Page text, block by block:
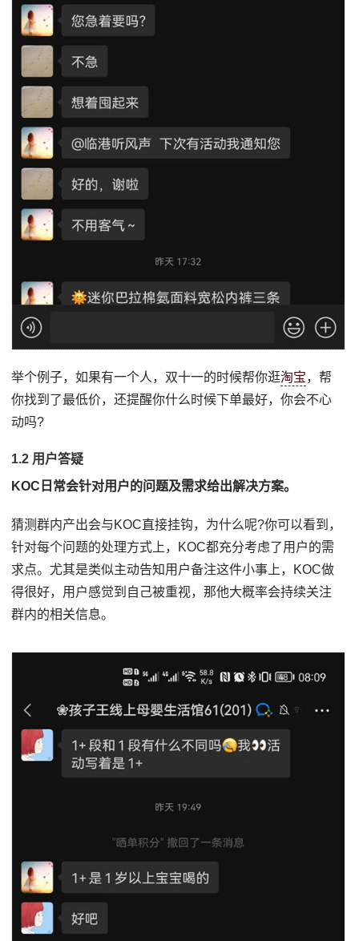
举个例子，如果有一个人，双十一的时候帮你逛淘宝，帮
你找到了最低价，还提醒你什么时候下单最好，你会不心
动吗?
1.2 用户答疑
KOC日常会针对用户的问题及需求给出解决方案。
猜测群内产出会与KOC直接挂钩，为什么呢?你可以看到，
针对每个问题的处理方式上，KOC都充分考虑了用户的需
求点。尤其是类似主动告知用户备注这件小事上，KOC做
得很好，用户感觉到自己被重视，那他大概率会持续关注
群内的相关信息。